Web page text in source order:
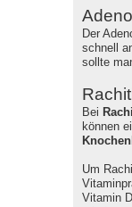
Der
schnell
sollte
Bei
können
Um
Vitamin